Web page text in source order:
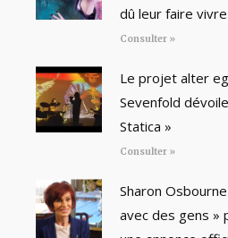
dû leur faire vivre
Consulter »
Le projet alter
Sevenfold
Statica »
Consulter »
Sharon
avec des gens »